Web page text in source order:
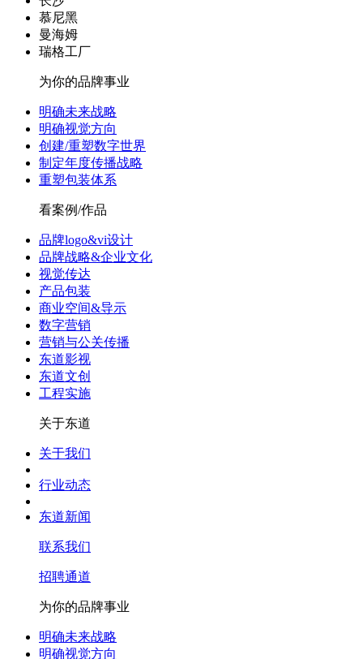
慕尼黑
曼海姆
瑞格工厂
为你的品牌事业
明确未来战略
明确视觉方向
创建/重塑数字世界
制定年度传播战略
重塑包装体系
看案例/作品
品牌logo&vi设计
品牌战略&企业文化
视觉传达
产品包装
商业空间&导示
数字营销
营销与公关传播
东道影视
东道文创
工程实施
关于东道
关于我们
行业动态
东道新闻
联系我们
招聘通道
为你的品牌事业
明确未来战略
明确视觉方向